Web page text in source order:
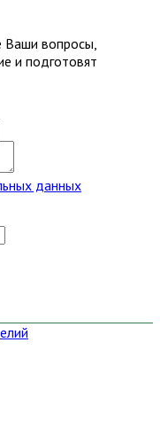
вопросы,
и подготовят
данных